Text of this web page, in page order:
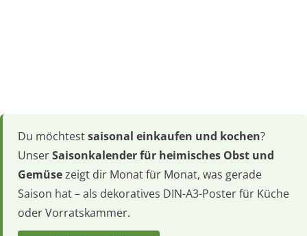
Du möchtestsaisonal einkaufen und kochen?
UnserSaisonkalender für heimisches Obst und
Gemüsezeigt dir Monat für Monat, was gerade
Saison hat – als dekoratives DIN-A3-Poster für Küche
oder Vorratskammer.